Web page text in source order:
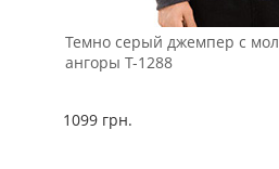
Темно серый джемпер с
ангоры Т-1288
1099 грн.